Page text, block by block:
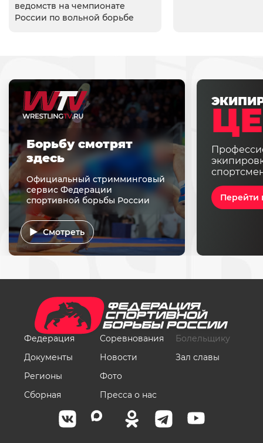
ведомств на чемпионате
России по вольной борьбе
Перейти
Борьбу смотрят
здесь
Официальный стримминговый
сервис Федерации
спортивной борьбы России
Смотреть
Федерация
Документы
Регионы
Сборная
Соревнования
Новости
Фото
Пресса о нас
Болельщику
Зал славы